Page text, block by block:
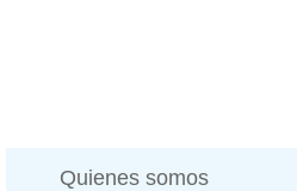
Quienes somos